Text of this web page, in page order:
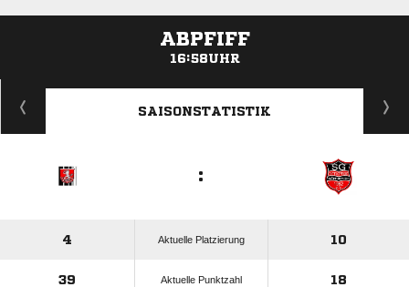
ABPFIFF
16:58UHR
ANZEIGE
SAISONSTATISTIK
:
4 Aktuelle Platzierung 10
39 Aktuelle Punktzahl 18